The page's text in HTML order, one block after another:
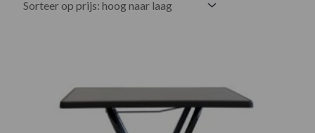
€65.00
tot
€137.00